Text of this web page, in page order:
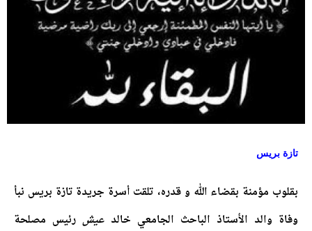
تازة بريس
بقلوب مؤمنة بقضاء الله و قدره، تلقت أسرة جريدة تازة بريس نبأ
وفاة والد الأستاذ الباحث الجامعي خالد عيش رئيس مصلحة